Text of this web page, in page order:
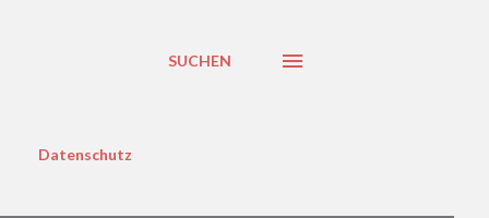
SUCHEN
Datenschutz